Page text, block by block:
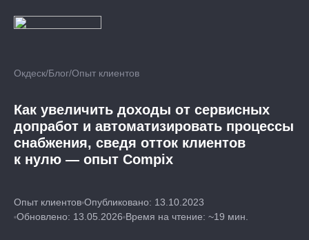
Окдеск/Блог/Опыт клиентов
Как увеличить доходы от сервисных
допработ и автоматизировать процессы
снабжения, сведя отток клиентов
к нулю — опыт Compix
Опыт клиентов Опубликовано: 13.10.2023
Обновлено: 13.05.2026 Время на чтение: ~19 мин.